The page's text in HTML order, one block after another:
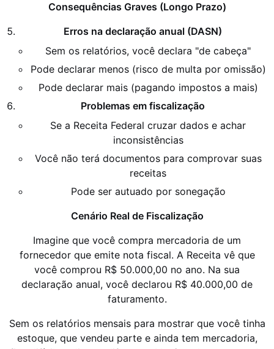
Consequências Graves (Longo Prazo)
Erros na declaração anual (DASN)
Sem os relatórios, você declara "de cabeça"
Pode declarar menos (risco de multa por omissão)
Pode declarar mais (pagando impostos a mais)
Problemas em fiscalização
Se a Receita Federal cruzar dados e achar
inconsistências
Você não terá documentos para comprovar suas
receitas
Pode ser autuado por sonegação
Cenário Real de Fiscalização
Imagine que você compra mercadoria de um
fornecedor que emite nota fiscal. A Receita vê que
você comprou R$ 50.000,00 no ano. Na sua
declaração anual, você declarou R$ 40.000,00 de
faturamento.
Sem os relatórios mensais para mostrar que você tinha
estoque, que vendeu parte e ainda tem mercadoria,